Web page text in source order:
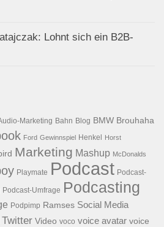
Lohnt sich ein B2B-
Marketing Bahn Blog BMW Brouhaha
Ford Gewinnspiel Henkel Horst
Marketing Mashup McDonalds
Playmate Podcast Podcast-
Podcast-Umfrage Podcasting
Podpimp Ramses Social Media
Twitter Video voco voice avatar voice